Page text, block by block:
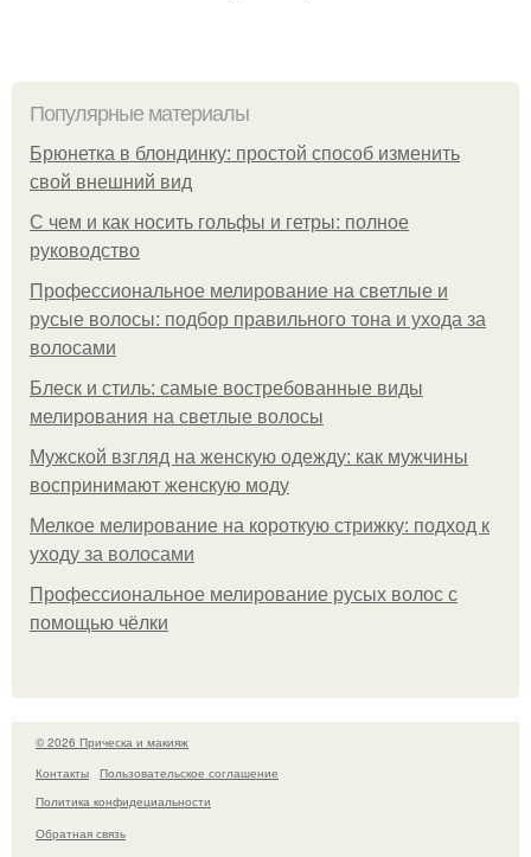
Популярные материалы
Брюнетка в блондинку: простой способ изменить
свой внешний вид
С чем и как носить гольфы и гетры: полное
руководство
Профессиональное мелирование на светлые и
русые волосы: подбор правильного тона и ухода за
волосами
Блеск и стиль: самые востребованные виды
мелирования на светлые волосы
Мужской взгляд на женскую одежду: как мужчины
воспринимают женскую моду
Мелкое мелирование на короткую стрижку: подход к
уходу за волосами
Профессиональное мелирование русых волос с
помощью чёлки
© 2026 Прическа и макияж
Контакты
Пользовательское соглашение
Политика конфидециальности
Обратная связь